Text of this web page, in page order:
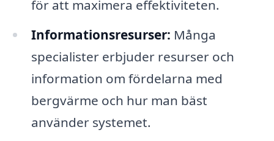
för att maximera effektiviteten.
Informationsresurser: Många
specialister erbjuder resurser och
information om fördelarna med
bergvärme och hur man bäst
använder systemet.